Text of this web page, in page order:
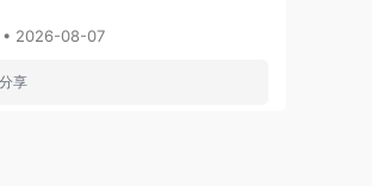
• 2026-08-07
享